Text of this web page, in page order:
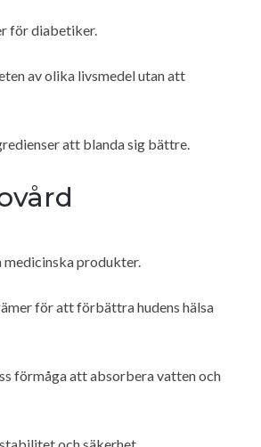
för diabetiker.
av olika livsmedel utan att
att blanda sig bättre.
medicinska produkter.
för att förbättra hudens hälsa
förmåga att absorbera vatten och